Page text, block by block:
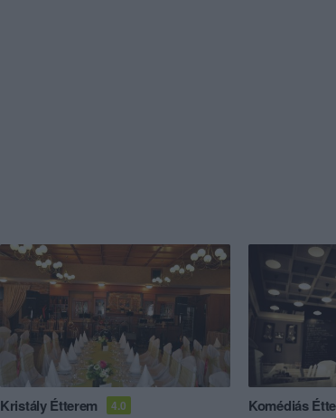
Kristály Étterem 4.0 Komédiás